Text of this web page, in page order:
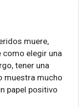
muere,
como elegir una
tener una
muestra mucho
papel positivo